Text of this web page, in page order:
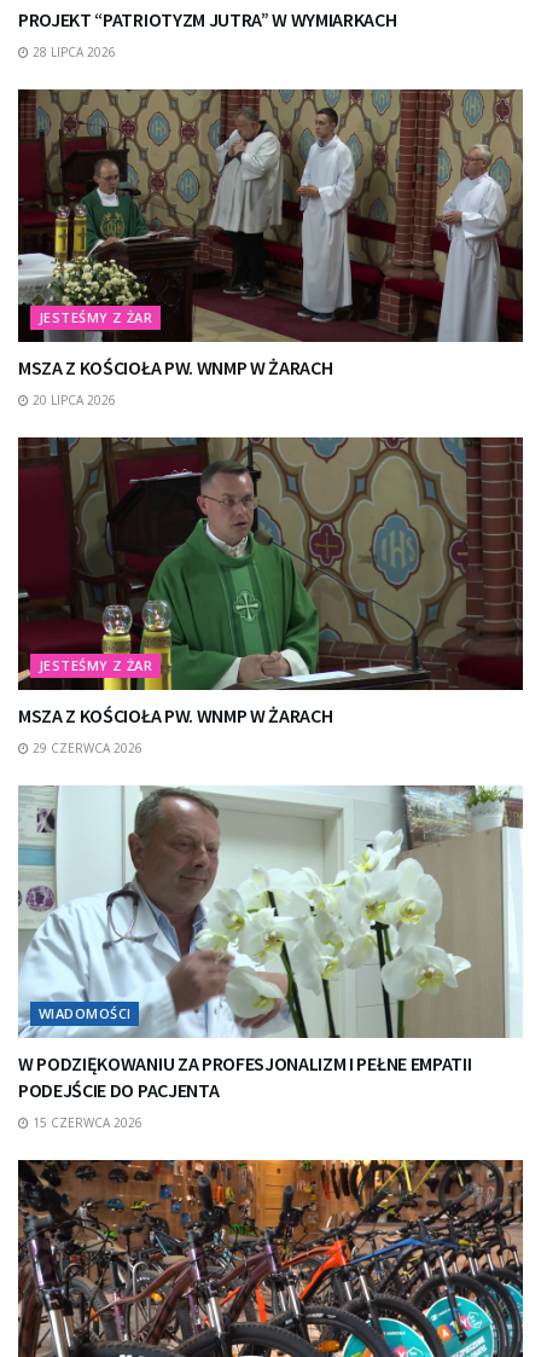
PROJEKT “PATRIOTYZM JUTRA” W WYMIARKACH
28 LIPCA 2026
JESTEŚMY Z ŻAR
MSZA Z KOŚCIOŁA PW. WNMP W ŻARACH
20 LIPCA 2026
JESTEŚMY Z ŻAR
MSZA Z KOŚCIOŁA PW. WNMP W ŻARACH
29 CZERWCA 2026
WIADOMOŚCI
W PODZIĘKOWANIU ZA PROFESJONALIZM I PEŁNE EMPATII
PODEJŚCIE DO PACJENTA
15 CZERWCA 2026